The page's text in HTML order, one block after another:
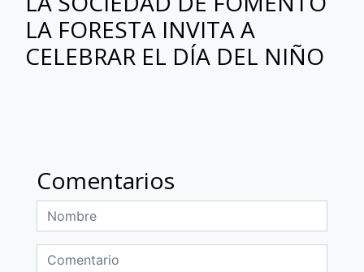
LA FORESTA INVITA A
CELEBRAR EL DÍA DEL NIÑO
Comentarios